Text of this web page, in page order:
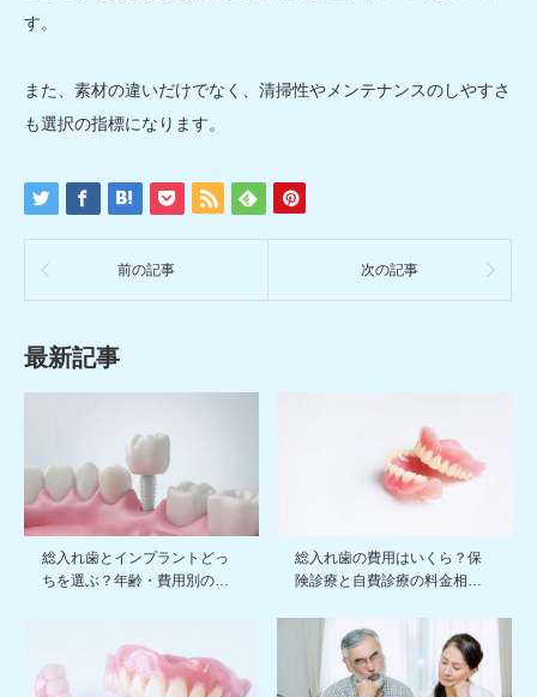
す。
また、素材の違いだけでなく、清掃性やメンテナンスのしやすさ
も選択の指標になります。
前の記事 次の記事
最新記事
総入れ歯とインプラントどっ
ちを選ぶ？年齢・費用別の…
総入れ歯の費用はいくら？保
険診療と自費診療の料金相…